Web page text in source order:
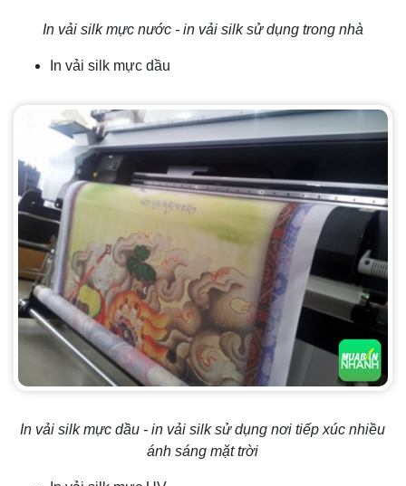
In vải silk mực nước - in vải silk sử dụng trong nhà
In vải silk mực dầu
In vải silk mực dầu - in vải silk sử dụng nơi tiếp xúc nhiều
ánh sáng mặt trời